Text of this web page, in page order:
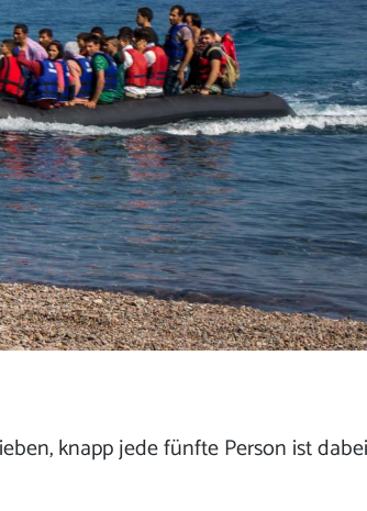
knapp jede fünfte Person ist dabei